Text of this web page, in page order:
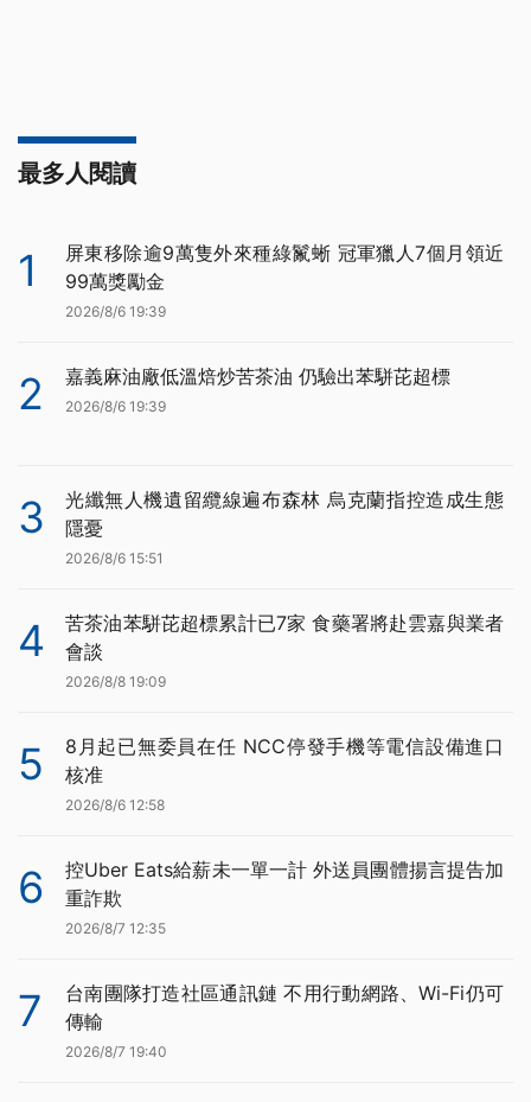
最多人閱讀
1
屏東移除逾9萬隻外來種綠鬣蜥 冠軍獵人7個月領近
99萬獎勵金
2026/8/6 19:39
2 嘉義麻油廠低溫焙炒苦茶油 仍驗出苯駢芘超標
2026/8/6 19:39
3
光纖無人機遺留纜線遍布森林 烏克蘭指控造成生態
隱憂
2026/8/6 15:51
4
苦茶油苯駢芘超標累計已7家 食藥署將赴雲嘉與業者
會談
2026/8/8 19:09
5
8月起已無委員在任 NCC停發手機等電信設備進口
核准
2026/8/6 12:58
6
控Uber Eats給薪未一單一計 外送員團體揚言提告加
重詐欺
2026/8/7 12:35
7
台南團隊打造社區通訊鏈 不用行動網路、Wi-Fi仍可
傳輸
2026/8/7 19:40